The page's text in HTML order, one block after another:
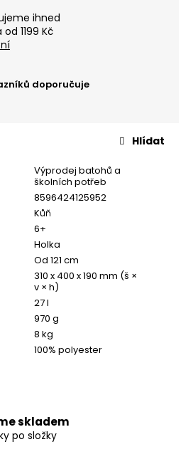
1199 Kč
doporučuje
Výprodej batohů a
školních potřeb
8596424125952
Kůň
6+
Holka
Od 121 cm
310 x 400 x 190 mm (š ×
v × h)
27 l
970 g
8 kg
100% polyester
Hlídat
skladem
po složky